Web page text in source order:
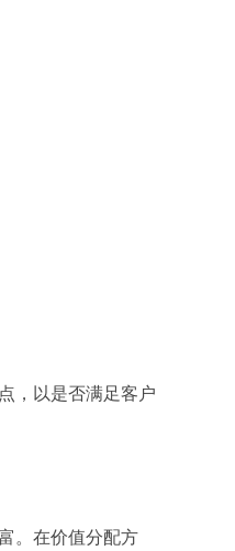
，以是否满足客户
。在价值分配方